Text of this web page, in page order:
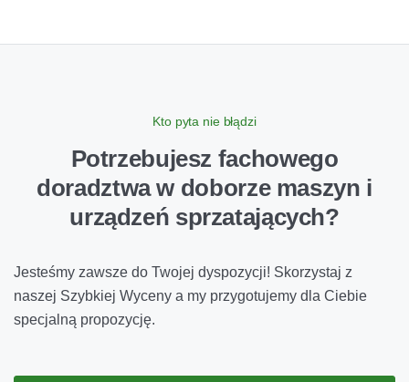
Kto pyta nie błądzi
Potrzebujesz fachowego
doradztwaw doborze maszyn i
urządzeń sprzatających?
Jesteśmy zawsze do Twojej dyspozycji! Skorzystaj z
naszej Szybkiej Wyceny a my przygotujemy dla Ciebie
specjalną propozycję.